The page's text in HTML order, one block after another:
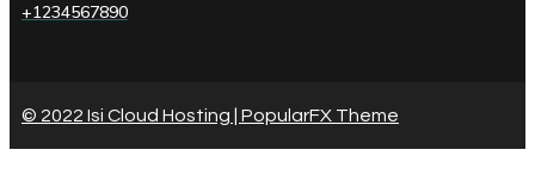
+1234567890
© 2022 Isi Cloud Hosting | PopularFX Theme